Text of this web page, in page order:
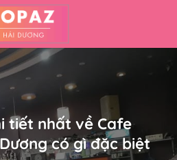
tiết nhất về Cafe
có gì đặc biệt